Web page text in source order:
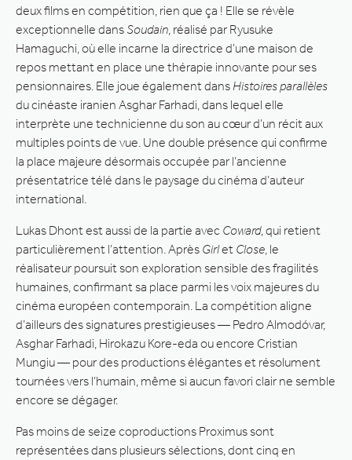
deux films en compétition, rien que ça ! Elle se révèle
exceptionnelle dansSoudain , réalisé par Ryusuke
Hamaguchi, où elle incarne la directrice d’une maison de
repos mettant en place une thérapie innovante pour ses
pensionnaires. Elle joue également dans Histoires parallèles
du cinéaste iranien Asghar Farhadi, dans lequel elle
interprète une technicienne du son au cœur d’un récit aux
multiples points de vue. Une double présence qui confirme
la place majeure désormais occupée par l’ancienne
présentatrice télé dans le paysage du cinéma d’auteur
international.
Lukas Dhont est aussi de la partie avec Coward, qui retient
particulièrement l’attention. Après Girlet Close , le
réalisateur poursuit son exploration sensible des fragilités
humaines, confirmant sa place parmi les voix majeures du
cinéma européen contemporain. La compétition aligne
d’ailleurs des signatures prestigieuses — Pedro Almodóvar,
Asghar Farhadi, Hirokazu Kore-eda ou encore Cristian
Mungiu — pour des productions élégantes et résolument
tournées vers l’humain, même si aucun favori clair ne semble
encore se dégager.
Pas moins de seize coproductions Proximus sont
représentées dans plusieurs sélections, dont cinq en